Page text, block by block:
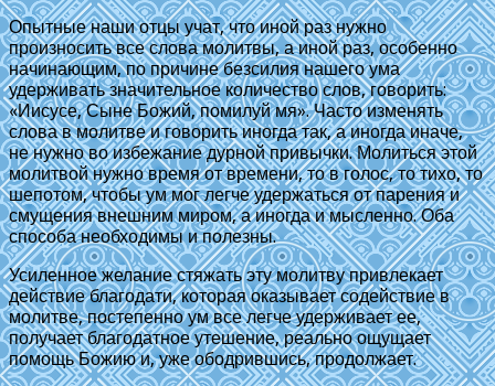
Опытные наши отцы учат, что иной раз нужно
произносить все слова молитвы, а иной раз, особенно
начинающим, по причине безсилия нашего ума
удерживать значительное количество слов, говорить:
«Иисусе, Сыне Божий, помилуй мя». Часто изменять
слова в молитве и говорить иногда так, а иногда иначе,
не нужно во избежание дурной привычки. Молиться этой
молитвой нужно время от времени, то в голос, то тихо, то
шепотом, чтобы ум мог легче удержаться от парения и
смущения внешним миром, а иногда и мысленно. Оба
способа необходимы и полезны.
Усиленное желание стяжать эту молитву привлекает
действие благодати, которая оказывает содействие в
молитве, постепенно ум все легче удерживает ее,
получает благодатное утешение, реально ощущает
помощь Божию и, уже ободрившись, продолжает.